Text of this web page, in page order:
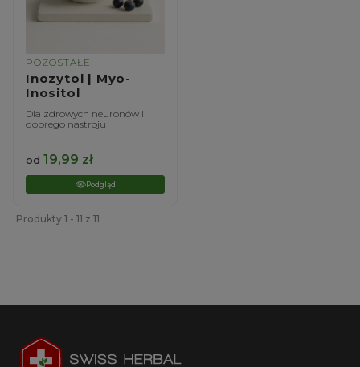
POZOSTAŁE
Inozytol | Myo-
Inositol
Dla zdrowych neuronów i
dobrego nastroju
od 19,99 zł
Podgląd
Produkty 1 - 11 z 11